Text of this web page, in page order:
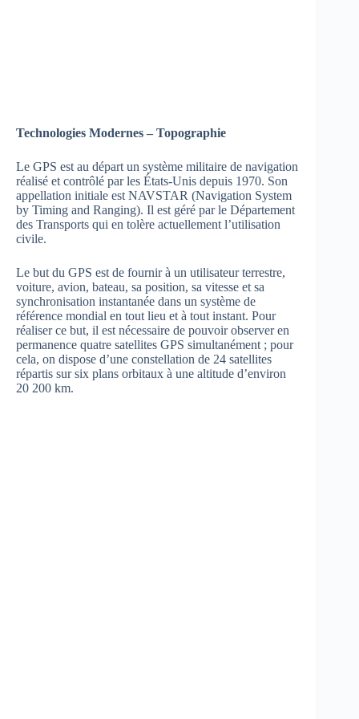
Technologies Modernes – Topographie
Le GPS est au départ un système militaire de navigation
réalisé et contrôlé par les États-Unis depuis 1970. Son
appellation initiale est NAVSTAR (Navigation System
by Timing and Ranging). Il est géré par le Département
des Transports qui en tolère actuellement l’utilisation
civile.
Le but du GPS est de fournir à un utilisateur terrestre,
voiture, avion, bateau, sa position, sa vitesse et sa
synchronisation instantanée dans un système de
référence mondial en tout lieu et à tout instant. Pour
réaliser ce but, il est nécessaire de pouvoir observer en
permanence quatre satellites GPS simultanément ; pour
cela, on dispose d’une constellation de 24 satellites
répartis sur six plans orbitaux à une altitude d’environ
20 200 km.